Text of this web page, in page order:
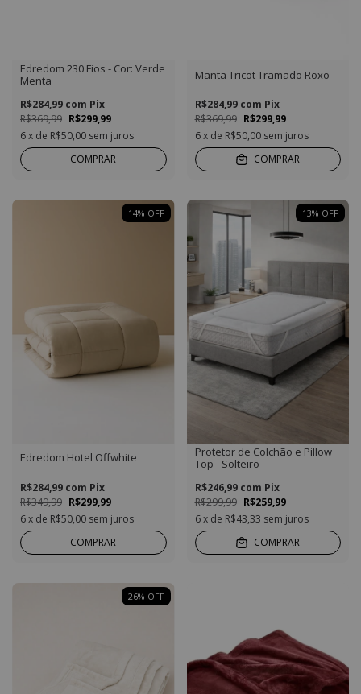
Edredom 230 Fios - Cor: Verde
Menta
R$369,99 R$299,99
R$284,99 com Pix
6x de R$50,00 sem juros
COMPRAR
Manta Tricot Tramado Roxo
R$369,99 R$299,99
R$284,99 com Pix
6 x de R$50,00 sem juros
COMPRAR
14% OFF
Edredom Hotel Offwhite
R$349,99 R$299,99
R$284,99 com Pix
6x de R$50,00 sem juros
COMPRAR
13% OFF
Protetor de Colchão e Pillow
Top - Solteiro
R$299,99 R$259,99
R$246,99 com Pix
6 x de R$43,33 sem juros
COMPRAR
26% OFF